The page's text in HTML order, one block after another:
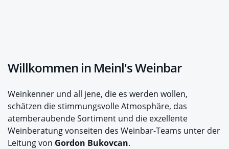
Willkommen in Meinl's Weinbar
Weinkenner und all jene, die es werden wollen,
schätzen die stimmungsvolle Atmosphäre, das
atemberaubende Sortiment und die exzellente
Weinberatung vonseiten des Weinbar-Teams unter der
Leitung von Gordon Bukovcan.